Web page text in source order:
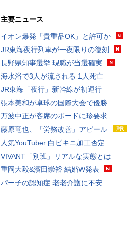
主要ニュース
イオン爆発「貴重品OK」と許可か
JR東海夜行列車が一夜限りの復刻
長野県知事選挙 現職が当選確実
海水浴で3人が流される 1人死亡
JR東海「夜行」新幹線が初運行
張本美和が卓球の国際大会で優勝
万波中正が客席のボードに珍要求
藤原竜也、「労務改善」アピール
人気YouTuber 白ビキニ加工否定
VIVANT「別班」リアルな実態とは
重岡大毅&濱田崇裕 結婚W発表
パー子の認知症 老老介護に不安